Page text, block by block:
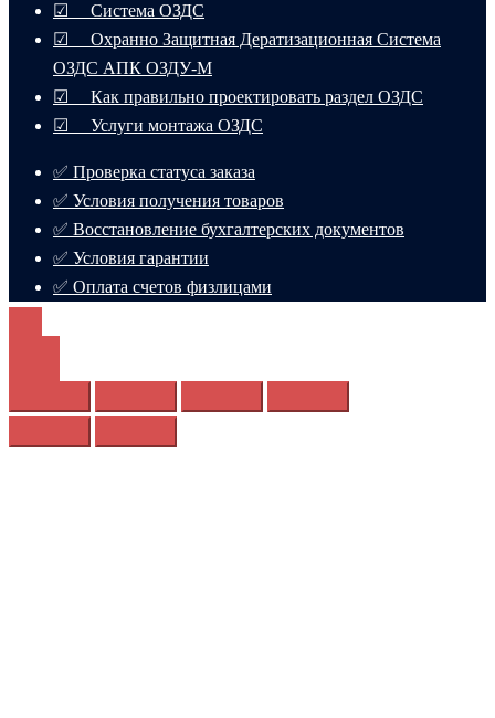
☑ Система ОЗДС
☑ Охранно Защитная Дератизационная Система
ОЗДС АПК ОЗДУ-М
☑ Как правильно проектировать раздел ОЗДС
☑ Услуги монтажа ОЗДС
✅ Проверка статуса заказа
✅ Условия получения товаров
✅ Восстановление бухгалтерских документов
✅ Условия гарантии
✅ Оплата счетов физлицами